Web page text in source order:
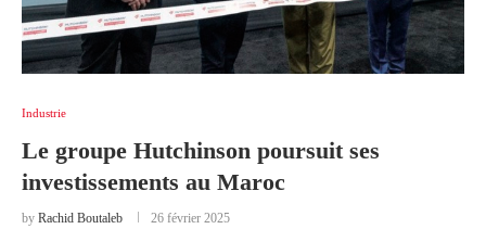
Industrie
Le groupe Hutchinson poursuit ses
investissements au Maroc
by Rachid Boutaleb 26 février 2025